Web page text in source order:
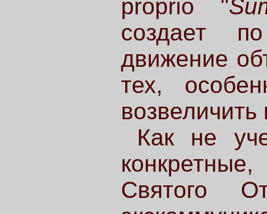
proprio "
создает
движение
тех,
Как не
Святого